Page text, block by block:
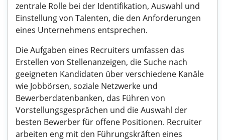
zentrale Rolle bei der Identifikation, Auswahl und
Einstellung von Talenten, die den Anforderungen
eines Unternehmens entsprechen.
Die Aufgaben eines Recruiters umfassen das
Erstellen von Stellenanzeigen, die Suche nach
geeigneten Kandidaten über verschiedene Kanäle
wie Jobbörsen, soziale Netzwerke und
Bewerberdatenbanken, das Führen von
Vorstellungsgesprächen und die Auswahl der
besten Bewerber für offene Positionen. Recruiter
arbeiten eng mit den Führungskräften eines